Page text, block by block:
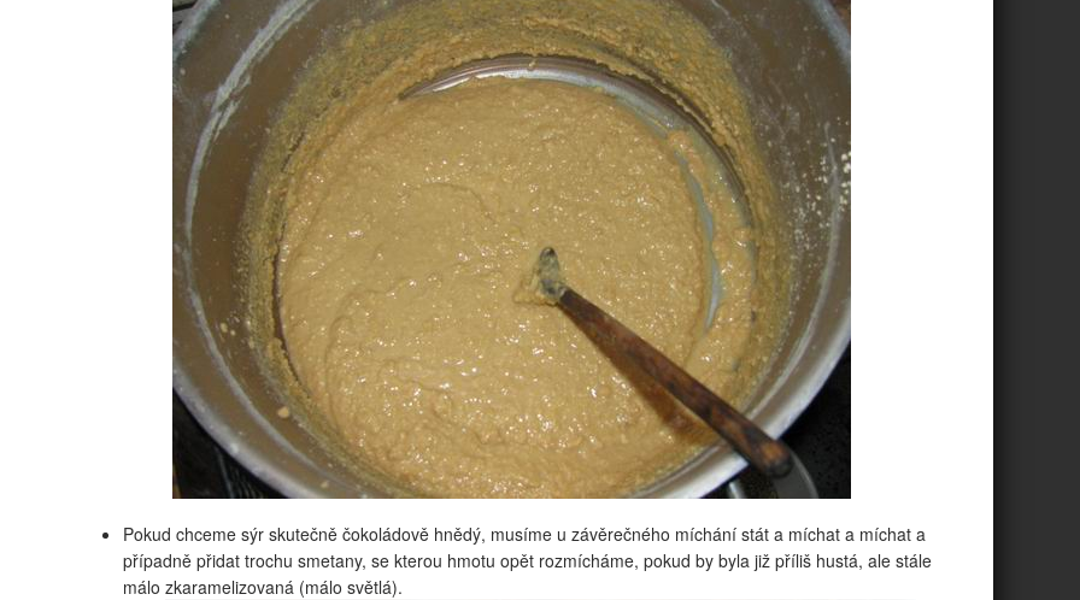
Pokud chceme sýr skutečně čokoládově hnědý, musíme u závěrečného míchání stát a míchat a míchat a
případně přidat trochu smetany, se kterou hmotu opět rozmícháme, pokud by byla již příliš hustá, ale stále
málo zkaramelizovaná (málo světlá).